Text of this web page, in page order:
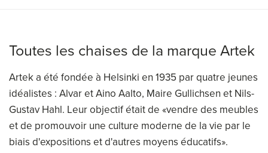
Toutes les chaises de la marque Artek
Artek a été fondée à Helsinki en 1935 par quatre jeunes
idéalistes : Alvar et Aino Aalto, Maire Gullichsen et Nils-
Gustav Hahl. Leur objectif était de «vendre des meubles
et de promouvoir une culture moderne de la vie par le
biais d'expositions et d'autres moyens éducatifs».